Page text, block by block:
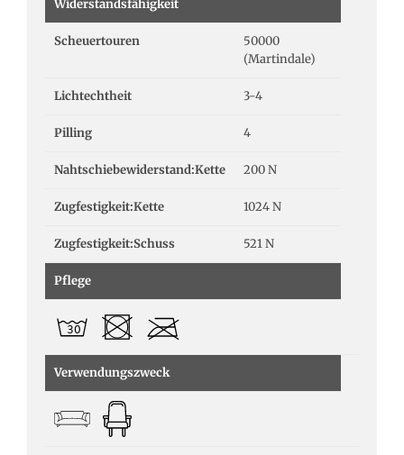
Widerstandsfähigkeit
Scheuertouren
50000
(Martindale)
Lichtechtheit 3-4
Pilling 4
Nahtschiebewiderstand:Kette 200 N
Zugfestigkeit:Kette 1024 N
Zugfestigkeit:Schuss 521 N
Pflege
Verwendungszweck